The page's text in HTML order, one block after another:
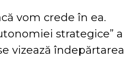
vom crede în ea.
strategice” a
vizează îndepărtarea